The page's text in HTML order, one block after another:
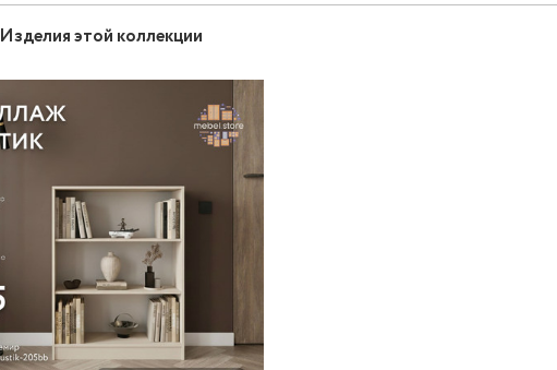
Изделия этой коллекции